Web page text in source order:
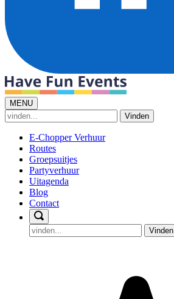
MENU
Vinden
E-Chopper Verhuur
Routes
Groepsuitjes
Partyverhuur
Uitagenda
Blog
Contact
Vinden